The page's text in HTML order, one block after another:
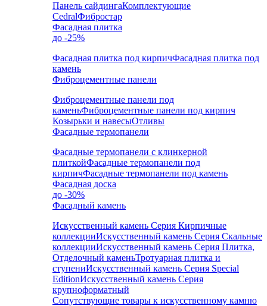
Панель сайдингаКомплектующие
CedralФибростар
Фасадная плитка
до -25%
Фасадная плитка под кирпичФасадная плитка под
камень
Фиброцементные панели
Фиброцементные панели под
каменьФиброцементные панели под кирпич
Козырьки и навесыОтливы
Фасадные термопанели
Фасадные термопанели с клинкерной
плиткойФасадные термопанели под
кирпичФасадные термопанели под камень
Фасадная доска
до -30%
Фасадный камень
Искусственный камень Серия Кирпичные
коллекцииИскусственный камень Серия Скальные
коллекцииИскусственный камень Серия Плитка,
Отделочный каменьТротуарная плитка и
ступениИскусственный камень Серия Special
EditionИскусственный камень Серия
крупноформатный
Сопутствующие товары к искусственному камню